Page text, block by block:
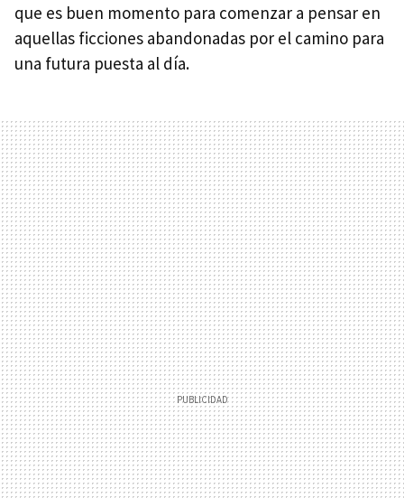
que es buen momento para comenzar a pensar en
aquellas ficciones abandonadas por el camino para
una futura puesta al día.